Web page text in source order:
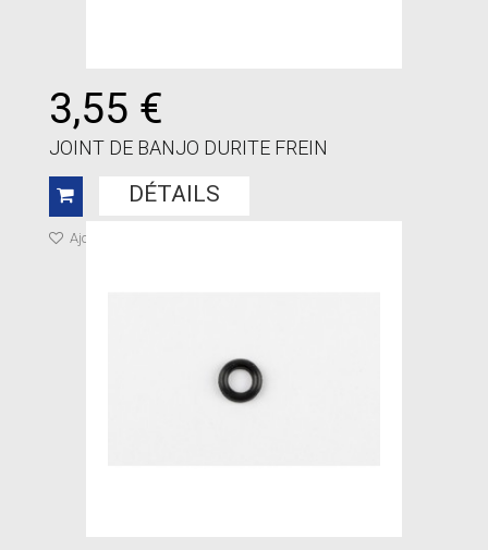
3,55 €
JOINT DE BANJO DURITE FREIN
DÉTAILS
Ajouter à ma liste de cadeaux